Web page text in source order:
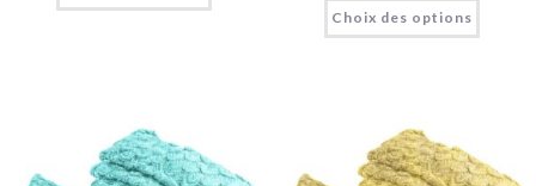
Choix des options